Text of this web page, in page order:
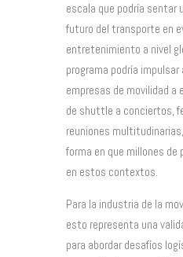
escala que podría sentar
futuro del transporte en
entretenimiento a nivel
programa podría impulsar
empresas de movilidad a
de shuttle a conciertos,
reuniones
forma en que millones de
en estos contextos.
Para la industria de la
esto representa una
para abordar desafíos